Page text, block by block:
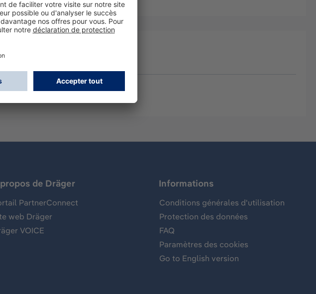
de Dräger
PartnerConnect
web Dräger
VOICE
Informations
Conditions générales d'utilisation
Protection des données
FAQ
Paramètres des cookies
Go to English version